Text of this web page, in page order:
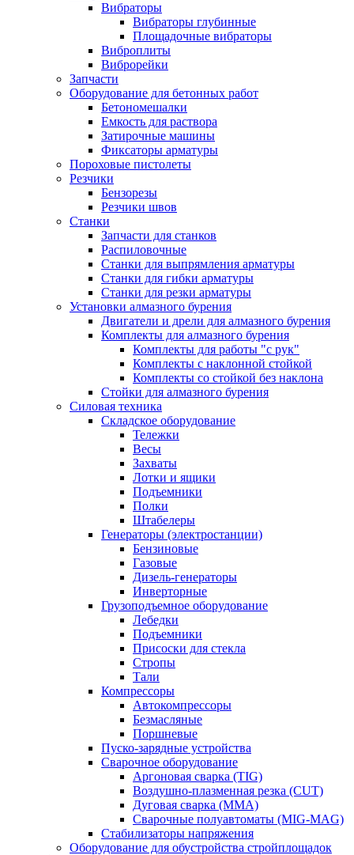
Вибраторы
Вибраторы глубинные
Площадочные вибраторы
Виброплиты
Виброрейки
Запчасти
Оборудование для бетонных работ
Бетономешалки
Емкость для раствора
Затирочные машины
Фиксаторы арматуры
Пороховые пистолеты
Резчики
Бензорезы
Резчики швов
Станки
Запчасти для станков
Распиловочные
Станки для выпрямления арматуры
Станки для гибки арматуры
Станки для резки арматуры
Установки алмазного бурения
Двигатели и дрели для алмазного бурения
Комплекты для алмазного бурения
Комплекты для работы "с рук"
Комплекты с наклонной стойкой
Комплекты со стойкой без наклона
Стойки для алмазного бурения
Силовая техника
Складское оборудование
Тележки
Весы
Захваты
Лотки и ящики
Подъемники
Полки
Штабелеры
Генераторы (электростанции)
Бензиновые
Газовые
Дизель-генераторы
Инверторные
Грузоподъемное оборудование
Лебедки
Подъемники
Присоски для стекла
Стропы
Тали
Компрессоры
Автокомпрессоры
Безмасляные
Поршневые
Пуско-зарядные устройства
Сварочное оборудование
Аргоновая сварка (TIG)
Воздушно-плазменная резка (CUT)
Дуговая сварка (ММА)
Сварочные полуавтоматы (MIG-MAG)
Стабилизаторы напряжения
Оборудование для обустройства стройплощадок